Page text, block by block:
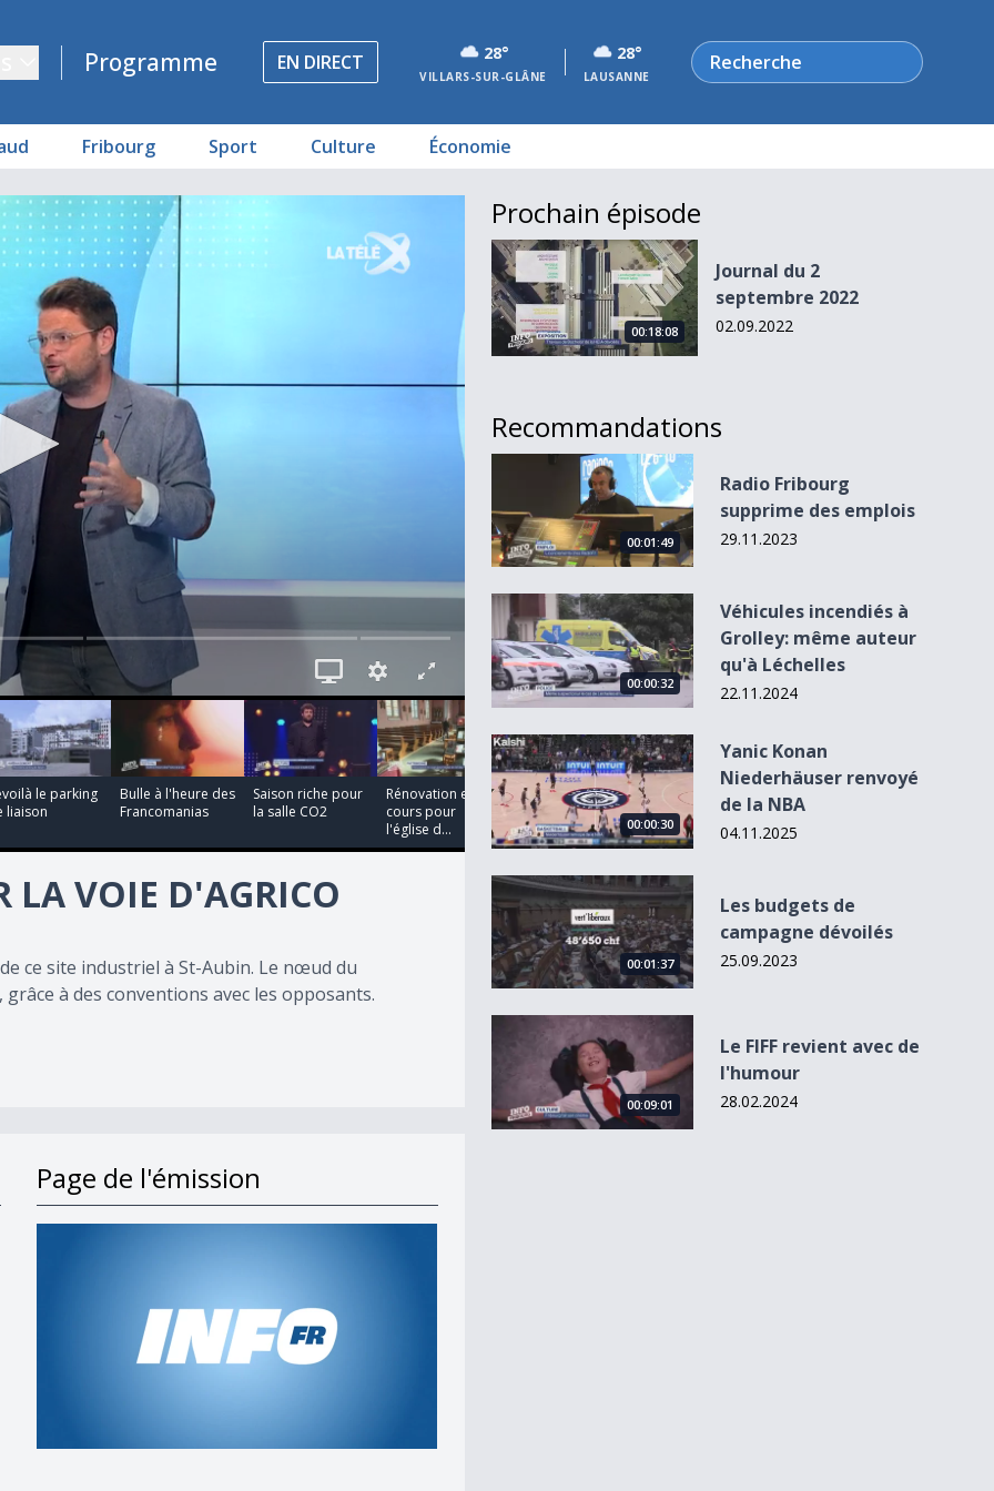
Programme EN DIRECT 28°
VILLARS-SUR-GLÂNE
28°
LAUSANNE
Rechercher
Fribourg Sport Culture Économie
le parking
liaison
Bulle à l'heure des
Francomanias
00:05:45
Saison riche pour
la salle CO2
00:01:25
Rénovation en
cours pour
l'église d...
LA VOIE D'AGRICO
ce site industriel à St-Aubin. Le nœud du
à des conventions avec les opposants.
Page de l'émission
Prochain épisode
Journal du 2 septembre 2022
00:18:08
Journal du 2
septembre 2022
02.09.2022
Recommandations
Radio Fribourg supprime des emplois
00:01:49
Radio Fribourg
supprime des emplois
29.11.2023
Véhicules incendiés à Grolley: même auteur qu&#039;à
00:00:32
Véhicules incendiés à
Grolley: même auteur
qu'à Léchelles
22.11.2024
Yanic Konan Niederhäuser renvoyé de la NBA
00:00:30
Yanic Konan
Niederhäuser renvoyé
de la NBA
04.11.2025
Les budgets de campagne dévoilés
00:01:37
Les budgets de
campagne dévoilés
25.09.2023
Le FIFF revient avec de l&#039;humour
00:09:01
Le FIFF revient avec de
l'humour
28.02.2024